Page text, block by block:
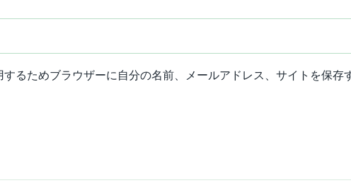
るためブラウザーに自分の名前、メールアドレス、サイトを保存